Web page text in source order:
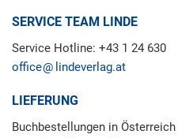
SERVICE TEAM LINDE
Service Hotline: +43 1 24 630
office
lindeverlag.at
LIEFERUNG
Buchbestellungen in Österreich